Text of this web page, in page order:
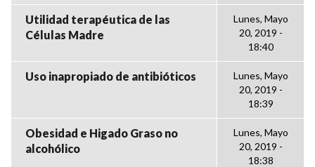
Utilidad terapéutica de las
Células Madre
Lunes, Mayo
20, 2019 -
18:40
Uso inapropiado de antibióticos
Lunes, Mayo
20, 2019 -
18:39
Obesidad e Higado Graso no
alcohólico
Lunes, Mayo
20, 2019 -
18:38